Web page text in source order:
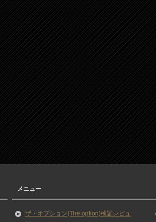
メニュー
ザ・オプション(The option)検証レビュ